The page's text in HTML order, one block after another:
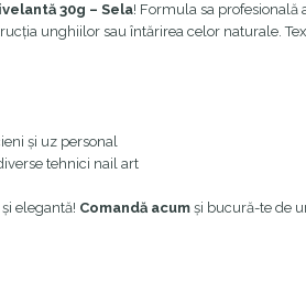
30g – Sela! Formula sa profesională
unghiilor sau întărirea celor naturale.
și uz personal
tehnici nail art
elegantă! Comandă acum și bucură-te de